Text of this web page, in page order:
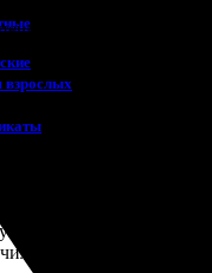
взрослых
все прошло отлично.
материалы!
работу! Заказала
результат,